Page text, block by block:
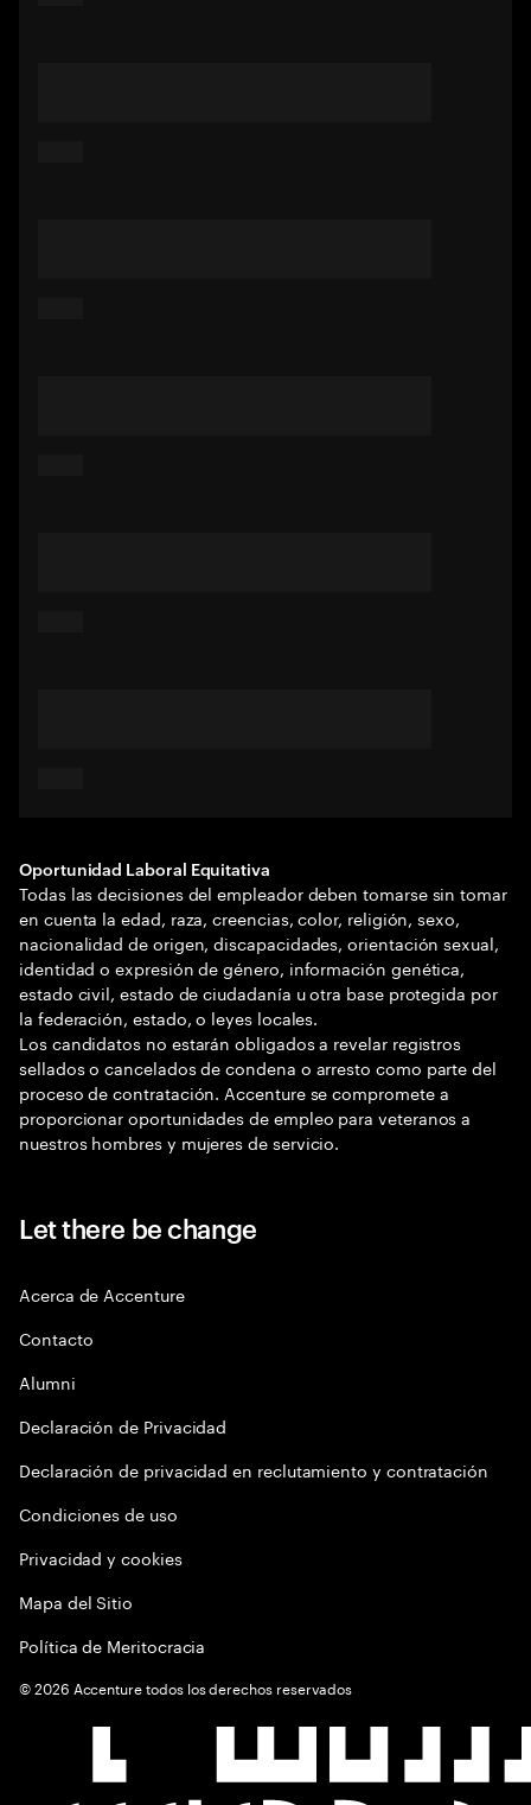
Oportunidad Laboral Equitativa
Todas las decisiones del empleador deben tomarse sin tomar
en cuenta la edad, raza, creencias, color, religión, sexo,
nacionalidad de origen, discapacidades, orientación sexual,
identidad o expresión de género, información genética,
estado civil, estado de ciudadanía u otra base protegida por
la federación, estado, o leyes locales.
Los candidatos no estarán obligados a revelar registros
sellados o cancelados de condena o arresto como parte del
proceso de contratación. Accenture se compromete a
proporcionar oportunidades de empleo para veteranos a
nuestros hombres y mujeres de servicio.
Let there be change
Acerca de Accenture
Contacto
Alumni
Declaración de Privacidad
Declaración de privacidad en reclutamiento y contratación
Condiciones de uso
Privacidad y cookies
Mapa del Sitio
Política de Meritocracia
©2026 Accenture todos los derechos reservados